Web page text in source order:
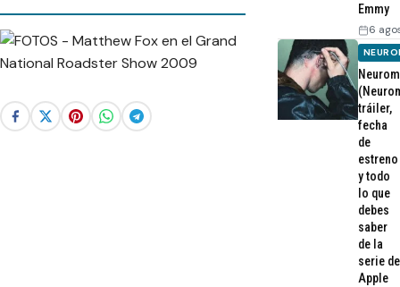
Emmy
6
tráiler,
fecha
de
estreno
y todo
lo que
debes
saber
de la
serie de
Apple